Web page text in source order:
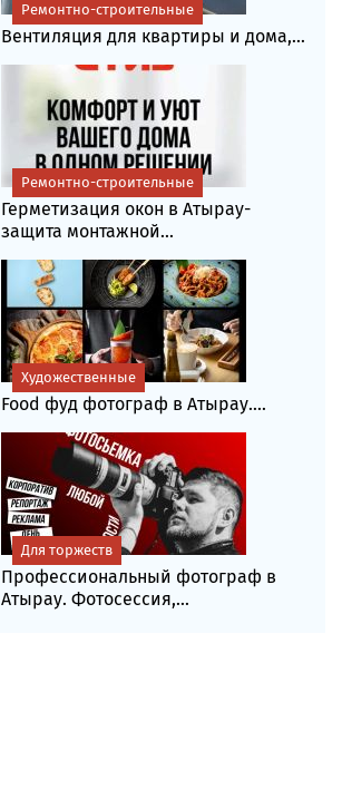
Вентиляция для квартиры и дома,...
Ремонтно-строительные
Герметизация окон в Атырау-
защита монтажной...
Ремонтно-строительные
Food фуд фотограф в Атырау....
Художественные
Профессиональный фотограф в
Атырау. Фотосессия,...
Для торжеств